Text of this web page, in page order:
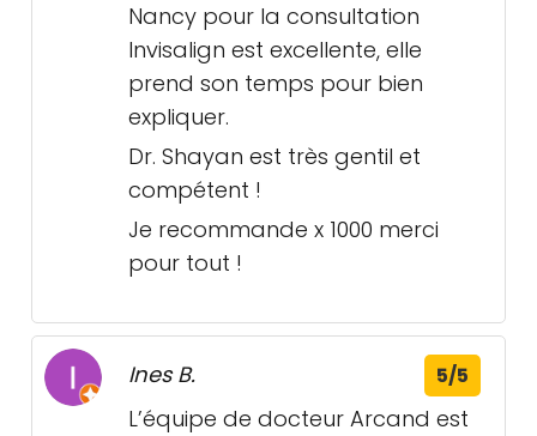
Nancy pour la consultation
Invisalign est excellente, elle
prend son temps pour bien
expliquer.
Dr. Shayan est très gentil et
compétent !
Je recommande x 1000 merci
pour tout !
Ines B. 5/5
L’équipe de docteur Arcand est